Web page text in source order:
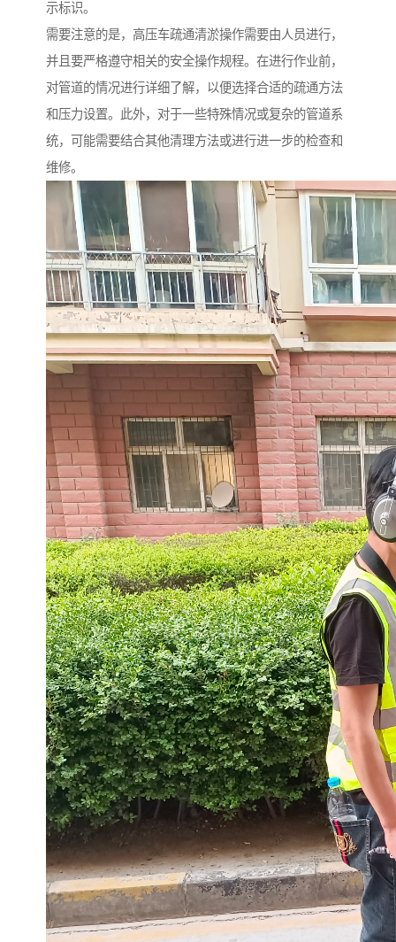
示标识。
需要注意的是，高压车疏通清淤操作需要由人员进行，
并且要严格遵守相关的安全操作规程。在进行作业前，
对管道的情况进行详细了解，以便选择合适的疏通方法
和压力设置。此外，对于一些特殊情况或复杂的管道系
统，可能需要结合其他清理方法或进行进一步的检查和
维修。